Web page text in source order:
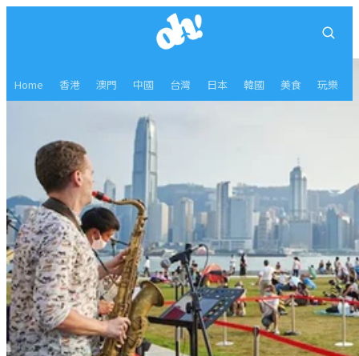
Home 香港 澳門 中國 台灣 日本 韓國 美食 玩樂